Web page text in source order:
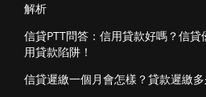
解析
信貸PTT問答：信用貸款好嗎？信
用貸款陷阱！
信貸遲繳一個月會怎樣？貸款遲繳